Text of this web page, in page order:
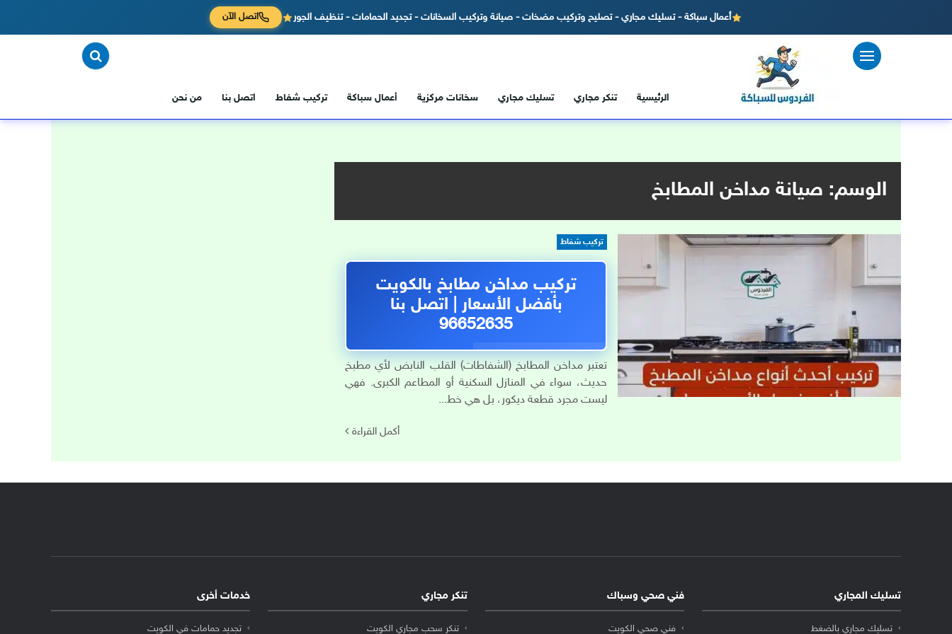
أعمال سباكة - تسليك مجاري - تصليح وتركيب مضخات - صيانة وتركيب السخانات - تجديد الحمامات - تنظيف الجور اتصل الآن
الرئيسية تنكر مجاري تسليك مجاري سخانات مركزية أعمال سباكة تركيب شفاط اتصل بنا من نحن
الوسم: صيانة مداخن المطابخ
تركيب شفاط
تركيب مداخن مطابخ بالكويت
بأفضل الأسعار | اتصل بنا
96652635
تعتبر مداخن المطابخ (الشفاطات) القلب النابض لأي مطبخ
حديث، سواء في المنازل السكنية أو المطاعم الكبرى. فهي
ليست مجرد قطعة ديكور، بل هي خط...
أكمل القراءة
تسليك المجاري
تسليك مجاري بالضغط
فني صحي وسباك
فني صحي الكويت
تنكر مجاري
تنكر سحب مجاري الكويت
خدمات أخرى
تجديد حمامات في الكويت